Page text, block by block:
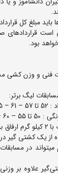
است
بود.
125 کیلوگرم
– 87 – 97 – 130 کیلو گرم
شد)